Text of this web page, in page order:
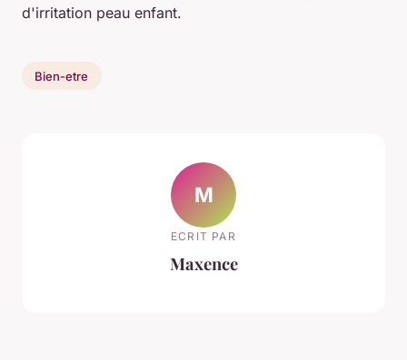
d'irritation peau enfant.
Bien-etre
M
ECRIT PAR
Maxence